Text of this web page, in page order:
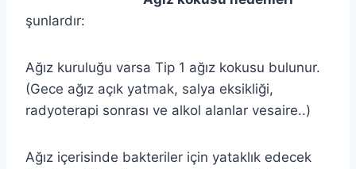
şunlardır:
Ağız kuruluğu varsa Tip 1 ağız kokusu bulunur.
(Gece ağız açık yatmak, salya eksikliği,
radyoterapi sonrası ve alkol alanlar vesaire..)
Ağız içerisinde bakteriler için yataklık edecek